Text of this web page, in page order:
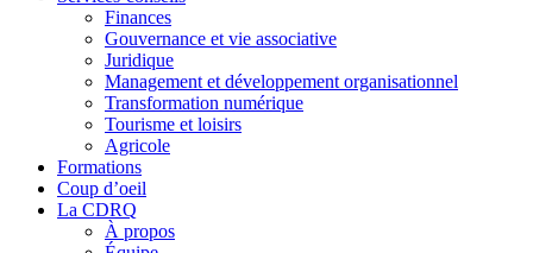
Finances
Gouvernance et vie associative
Juridique
Management et développement organisationnel
Transformation numérique
Tourisme et loisirs
Agricole
Formations
Coup d’oeil
La CDRQ
À propos